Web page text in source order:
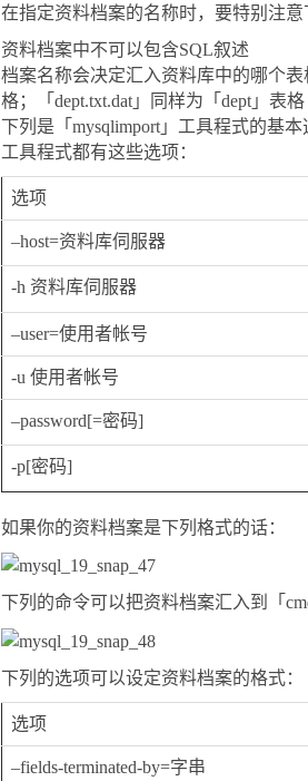
在指定资料档案的名称时，要特别注意
资料档案中不可以包含SQL叙述
档案名称会决定汇入资料库中的哪个
格；「dept.txt.dat」同样为「dept」表格
下列是「mysqlimport」工具程式的基
工具程式都有这些选项：
选项
–host=资料库伺服器
-h 资料库伺服器
–user=使用者帐号
-u 使用者帐号
–password[=密码]
-p[密码]
如果你的资料​​档案是下列格式的话：
下列的命令可以把资料档案汇入到「
下列的选项可以设定资料档案的格式：
选项
–fields-terminated-by=字串